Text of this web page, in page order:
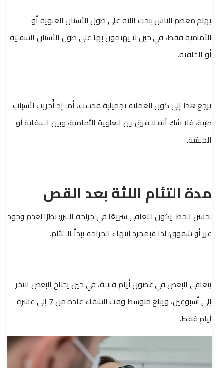
يهتم معظم الناس بنحت اللثة على طول الأسنان العلوية أو
الأمامية فقط، في حين لا يهتمون بها على طول الأسنان السفلية
أو الخلفية.
يرجع هذا إلى كون العملية تجميلية فحسب، أما إذ أُجريت لأسباب
طبية، فلا شك أنه لا فرق بين العلوية الأمامية، وبين السفلية أو
الخلفية.
مدة التئام اللثة بعد القص
لحسن الحظ، يكون التعافي سريعًا في جراحة الليزر؛ نظرًا لعدم وجود
غرز أو شقوق؛ لذا فبمجرد انتهاء الجراحة يبدأ الالتئام.
يتعافى البعض في غضون أيام قليلة، في حين يحتاج البعض الآخر
إلى أسبوعين، ويبلغ متوسط وقت الشفاء عادة من 7 إلى عشرة
أيام فقط.